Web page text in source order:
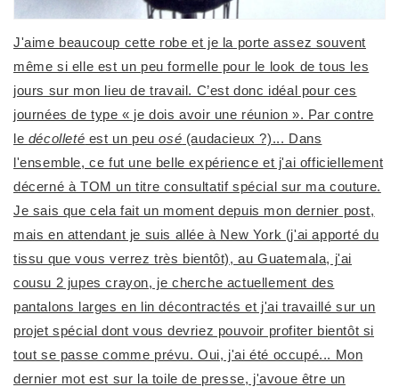
J'aime beaucoup cette robe et je la porte assez souvent
même si elle est un peu formelle pour le look de tous les
jours sur mon lieu de travail. C’est donc idéal pour ces
journées de type « je dois avoir une réunion ». Par contre
le décolleté est un peuosé (audacieux ?)... Dans
l'ensemble, ce fut une belle expérience et j'ai officiellement
décerné à TOM un titre consultatif spécial sur ma couture.
Je sais que cela fait un moment depuis mon dernier post,
mais en attendant je suis allée à New York (j'ai apporté du
tissu que vous verrez très bientôt), au Guatemala, j'ai
cousu 2 jupes crayon, je cherche actuellement des
pantalons larges en lin décontractés et j'ai travaillé sur un
projet spécial dont vous devriez pouvoir profiter bientôt si
tout se passe comme prévu. Oui, j'ai été occupé... Mon
dernier mot est sur la toile de presse, j'avoue être un